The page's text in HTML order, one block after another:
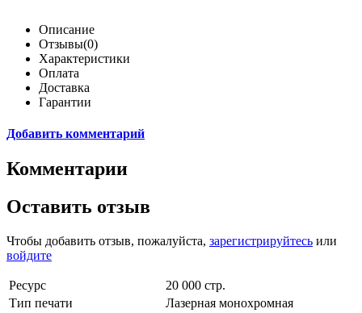
Описание
Отзывы(0)
Характеристики
Оплата
Доставка
Гарантии
Добавить комментарий
Комментарии
Оставить отзыв
Чтобы добавить отзыв, пожалуйста, зарегистрируйтесь или
войдите
Ресурс
20 000 стр.
Тип печати
Лазерная монохромная